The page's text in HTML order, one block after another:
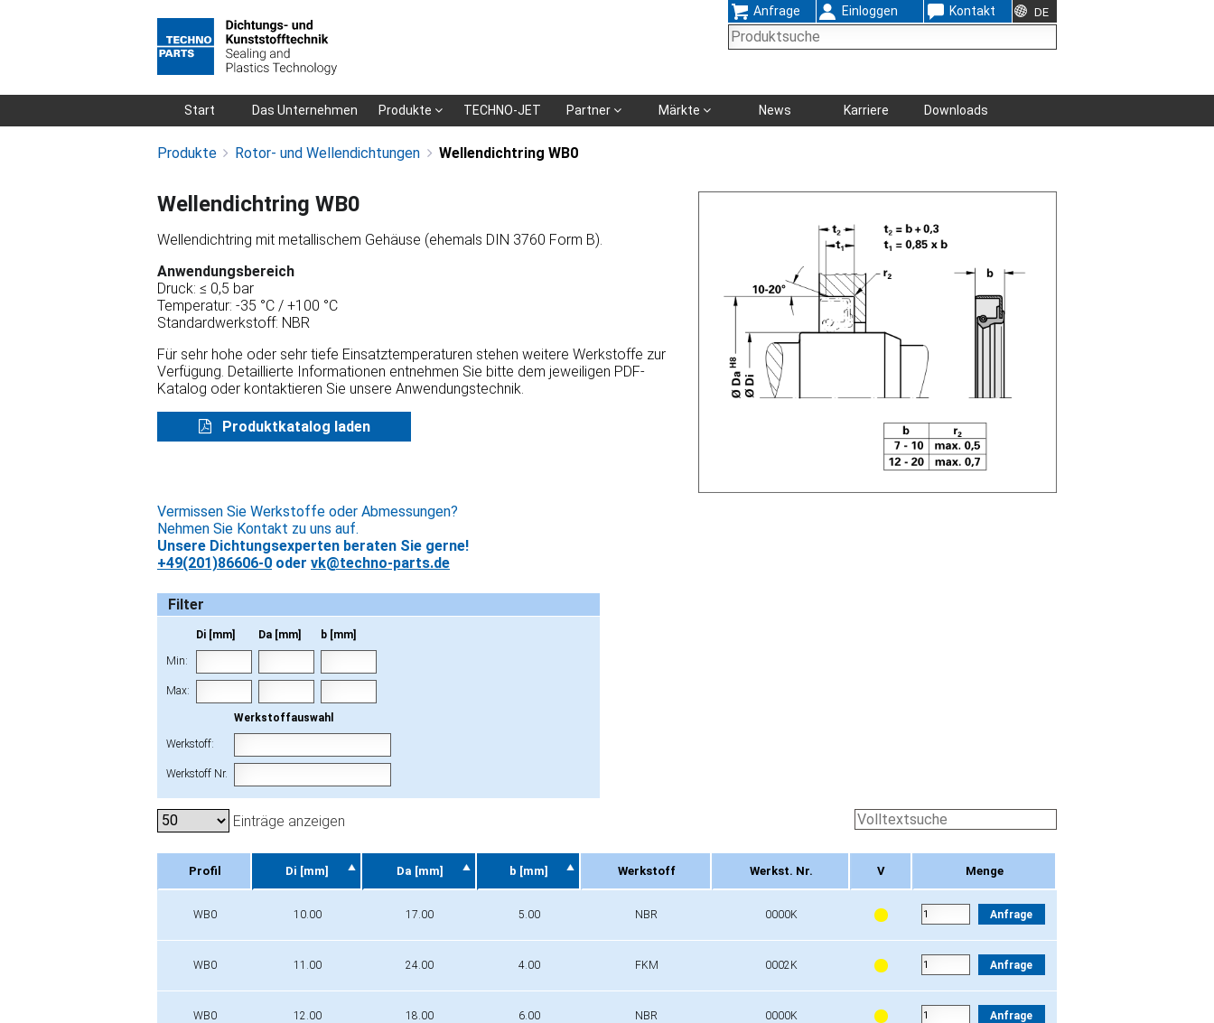
Navigation
Anfrage Einloggen Kontakt DE
Navigation
Start Das Unternehmen Produkte TECHNO-JET Partner Märkte News Karriere Downloads
Produkte Rotor- und Wellendichtungen Wellendichtring WB0
Wellendichtring WB0
Wellendichtring mit metallischem Gehäuse (ehemals DIN 3760 Form B).
Anwendungsbereich
Druck: ≤ 0,5 bar
Temperatur: -35 °C / +100 °C
Standardwerkstoff: NBR
Für sehr hohe oder sehr tiefe Einsatztemperaturen stehen weitere Werkstoffe zur
Verfügung. Detaillierte Informationen entnehmen Sie bitte dem jeweiligen PDF-
Katalog oder kontaktieren Sie unsere Anwendungstechnik.
Produktkatalog laden
Vermissen Sie Werkstoffe oder Abmessungen?
Nehmen Sie Kontakt zu uns auf.
Unsere Dichtungsexperten beraten Sie gerne!
+49(201)86606-0 oder vk@techno-parts.de
Filter
Di [mm] Da [mm] b [mm]
Min:
Max:
Werkstoffauswahl
Werkstoff:
Werkstoff Nr.
Einträge anzeigen
Profil Di [mm] Da [mm] b [mm] Werkstoff Werkst. Nr. V Menge
WB0 10.00 17.00 5.00 NBR 0000K Anfrage
WB0 11.00 24.00 4.00 FKM 0002K Anfrage
WB0 12.00 18.00 6.00 NBR 0000K Anfrage